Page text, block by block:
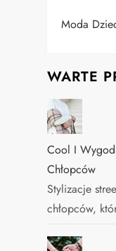
Moda
WARTE
Cool I
Chłopców
Stylizacje
chłopców,